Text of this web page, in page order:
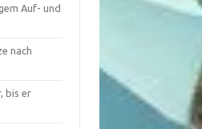
Auf- und
nach
bis er